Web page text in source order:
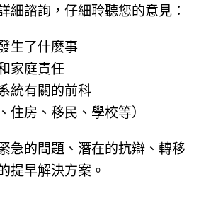
細諮詢，仔細聆聽您的意見：
生了什麼事
家庭責任
統有關的前科
住房、移民、學校等）
急的問題、潛在的抗辯、轉移
提早解決方案。